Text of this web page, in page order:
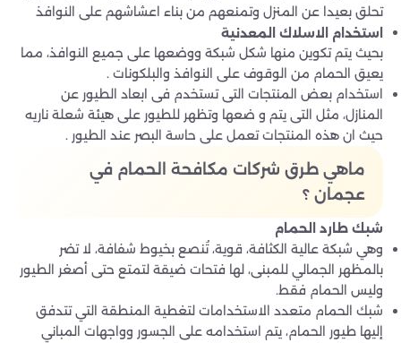
تحلق بعيدا عن المنزل وتمنعهم من بناء اعشاشهم على النوافذ
استخدام الاسلاك المعدنية
بحيث يتم تكوين منها شكل شبكة ووضعها على جميع النوافذ، مما
يعيق الحمام من الوقوف على النوافذ والبلكونات .
استخدام بعض المنتجات التى تستخدم فى ابعاد الطيور عن
المنازل، مثل التى يتم و ضعها وتظهر للطيور على هيئة شعلة ناريه
حيث ان هذه المنتجات تعمل على حاسة البصر عند الطيور .
ماهي طرق شركات مكافحة الحمام في
عجمان ؟
شبك طارد الحمام
وهي شبكة عالية الكثافة، قوية، تُنصع بخيوط شفافة، لا تضر
بالمظهر الجمالي للمبنى، لها فتحات ضيقة لتمتع حتى أصغر الطيور
وليس الحمام فقط.
شبك الحمام متعدد الاستخدامات لتغطية المنطقة التي تتدفق
إليها طيور الحمام، يتم استخدامه على الجسور وواجهات المباني